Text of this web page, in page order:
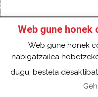
HOME
HAZTE
FACEBOOK
2018 Gure
Aitortu 4.0
Web gune
Web gune honek
nabigatzailea
dugu, bestela